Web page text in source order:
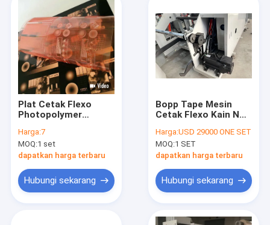
Plat Cetak Flexo
Photopolymer
1.7mm Nylon Resin
Harga:7
MOQ:1 set
dapatkan harga terbaru
Hubungi sekarang
Bopp Tape Mesin
Cetak Flexo Kain Non
Plastik Flexographic
Roll 5 Warna
Harga:USD 29000 ONE SET
MOQ:1 SET
dapatkan harga terbaru
Hubungi sekarang